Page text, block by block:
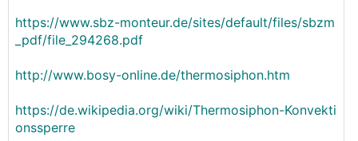
https://www.sbz-monteur.de/sites/default/files/sbzm
_pdf/file_294268.pdf
http://www.bosy-online.de/thermosiphon.htm
https://de.wikipedia.org/wiki/Thermosiphon-Konvekti
onssperre